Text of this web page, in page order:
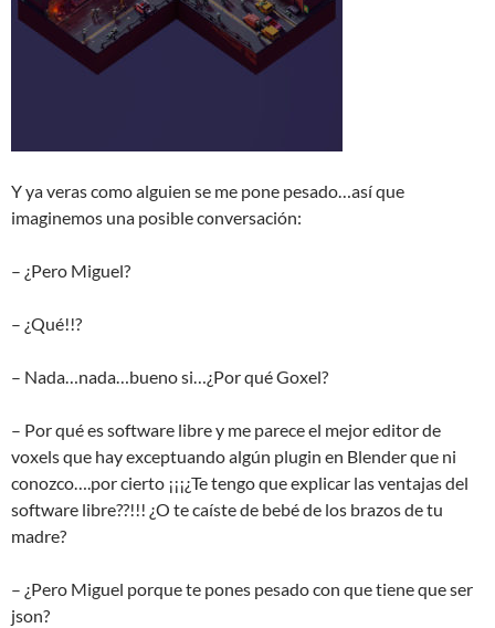
Y ya veras como alguien se me pone pesado…así que
imaginemos una posible conversación:
– ¿Pero Miguel?
– ¿Qué!!?
– Nada…nada…bueno si…¿Por qué Goxel?
– Por qué es software libre y me parece el mejor editor de
voxels que hay exceptuando algún plugin en Blender que ni
conozco….por cierto ¡¡¡¿Te tengo que explicar las ventajas del
software libre??!!! ¿O te caíste de bebé de los brazos de tu
madre?
– ¿Pero Miguel porque te pones pesado con que tiene que ser
json?